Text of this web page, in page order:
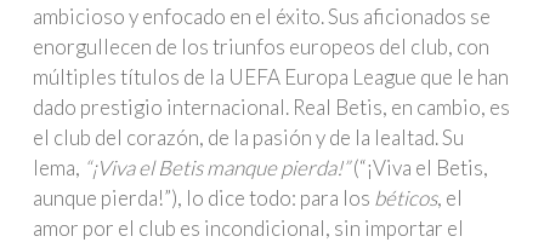
ambicioso y enfocado en el éxito. Sus aficionados se
enorgullecen de los triunfos europeos del club, con
múltiples títulos de la UEFA Europa League que le han
dado prestigio internacional. Real Betis, en cambio, es
el club del corazón, de la pasión y de la lealtad. Su
lema, “¡Viva el Betis manque pierda!”(“¡Viva el Betis,
aunque pierda!”), lo dice todo: para los béticos, el
amor por el club es incondicional, sin importar el